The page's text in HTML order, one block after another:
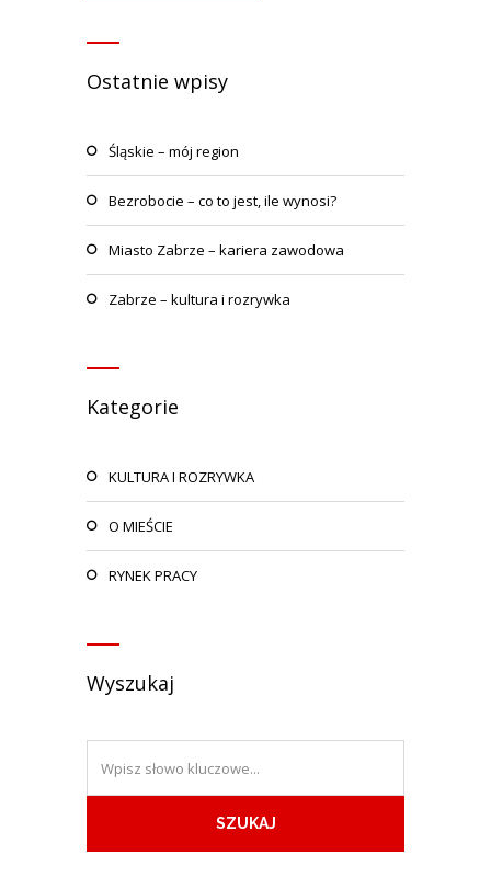
Ostatnie wpisy
Śląskie – mój region
Bezrobocie – co to jest, ile wynosi?
Miasto Zabrze – kariera zawodowa
Zabrze – kultura i rozrywka
Kategorie
KULTURA I ROZRYWKA
O MIEŚCIE
RYNEK PRACY
Wyszukaj